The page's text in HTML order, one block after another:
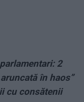
2
în haos”
cu consătenii